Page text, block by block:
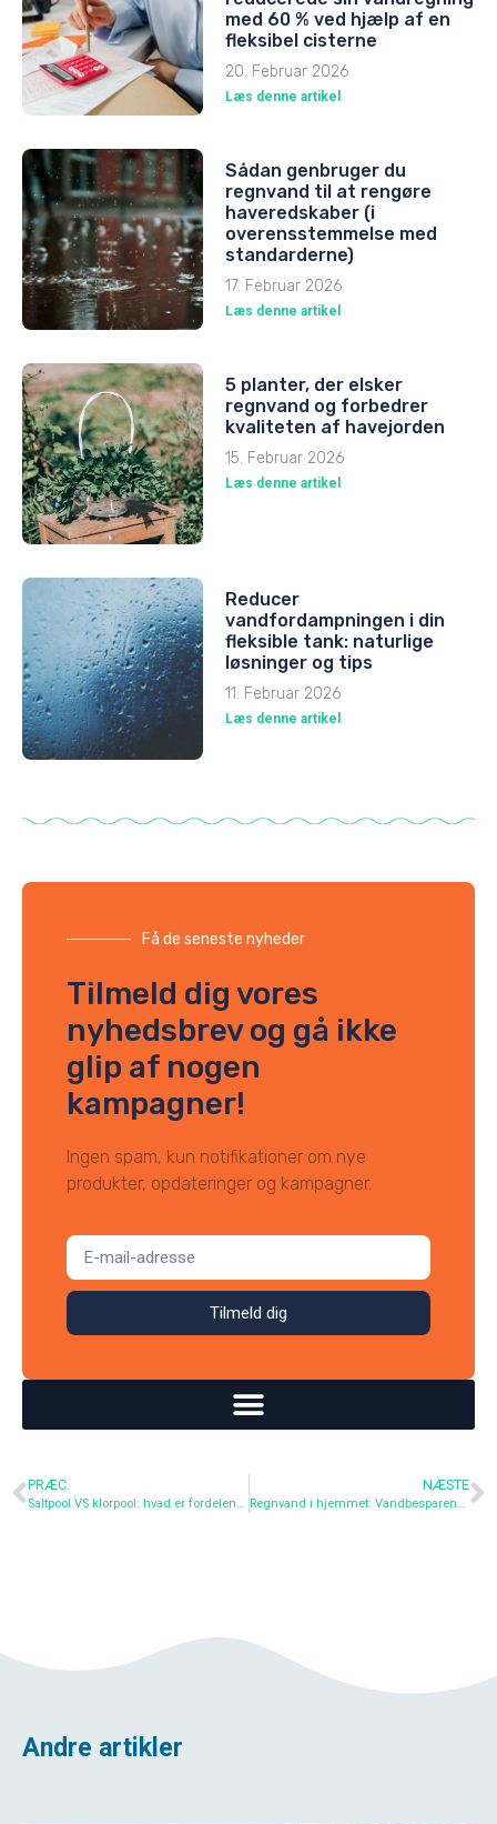
med 60 % ved hjælp af en
fleksibel cisterne
20. Februar 2026
Læs denne artikel
Sådan genbruger du
regnvand til at rengøre
haveredskaber (i
overensstemmelse med
standarderne)
17. Februar 2026
Læs denne artikel
5 planter, der elsker
regnvand og forbedrer
kvaliteten af havejorden
15. Februar 2026
Læs denne artikel
Reducer
vandfordampningen i din
fleksible tank: naturlige
løsninger og tips
11. Februar 2026
Læs denne artikel
Få de seneste nyheder
Tilmeld dig vores
nyhedsbrev og gå ikke
glip af nogen
kampagner!
Ingen spam, kun notifikationer om nye
produkter, opdateringer og kampagner.
Tilmeld dig
PRÆC.
Saltpool VS klorpool: hvad er fordelene og ulemperne
NÆSTE
Regnvand i hjemmet: Vandbesparende løsninger
Andre artikler